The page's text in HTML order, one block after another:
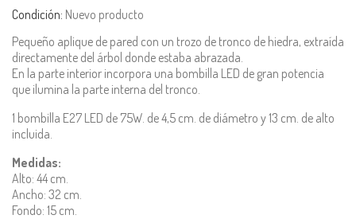
Condición: Nuevo producto
Pequeño aplique de pared con un trozo de tronco de hiedra, extraída
directamente del árbol donde estaba abrazada.
En la parte interior incorpora una bombilla LED de gran potencia
que ilumina la parte interna del tronco.
1 bombilla E27 LED de 75W. de 4,5 cm. de diámetro y 13 cm. de alto
incluida.
Medidas:
Alto: 44 cm.
Ancho: 32 cm.
Fondo: 15 cm.